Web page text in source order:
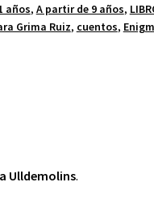
años, A partir de 9 años,
Grima Ruiz, cuentos,
Ulldemolins.